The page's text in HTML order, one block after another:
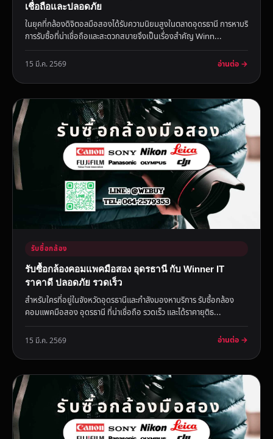
เชื่อถือและปลอดภัย
ในยุคที่กล้องดิจิตอลมือสองได้รับความนิยมสูงในตลาดอุดรธานี การหาบริ
การรับซื้อที่น่าเชื่อถือและสะดวกสบายจึงเป็นเรื่องสำคัญ Winn...
15 มี.ค. 2569 อ่านต่อ →
รับซื้อกล้อง
รับซื้อกล้องคอมแพคมือสอง อุดรธานี กับ Winner IT
ราคาดี ปลอดภัย รวดเร็ว
สำหรับใครที่อยู่ในจังหวัดอุดรธานีและกำลังมองหาบริการ รับซื้อกล้อง
คอมแพคมือสอง อุดรธานี ที่น่าเชื่อถือ รวดเร็ว และได้ราคายุติธ...
15 มี.ค. 2569 อ่านต่อ →